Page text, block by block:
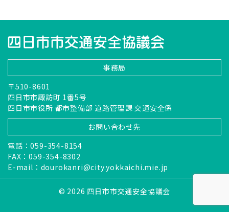
事務局
〒510-8601
四日市市諏訪町 1番5号
四日市市役所 都市整備部 道路管理課 交通安全係
お問い合わせ先
電話：059-354-8154
FAX：059-354-8302
E-mail： dourokanri@city.yokkaichi.mie.jp
© 2026 四日市市交通安全協議会